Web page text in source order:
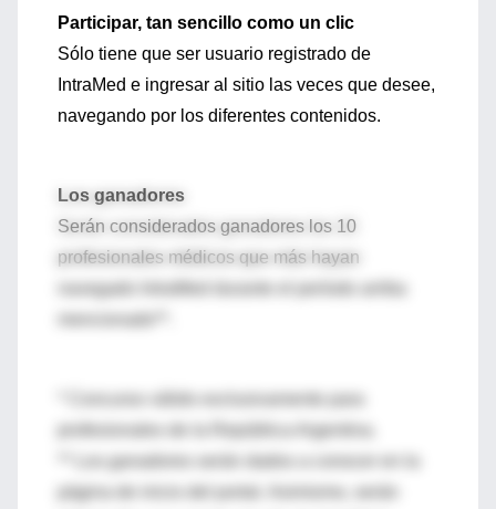
Participar, tan sencillo como un clic
Sólo tiene que ser usuario registrado de
IntraMed e ingresar al sitio las veces que desee,
navegando por los diferentes contenidos.
Los ganadores
Serán considerados ganadores los 10
profesionales médicos que más hayan
navegado IntraMed durante el período arriba
profesionales de la República Argentina.
** Los ganadores serán dados a conocer en la
página de inicio del portal. Asimismo, serán